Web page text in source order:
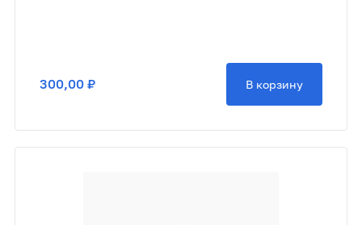
300,00 ₽ В корзину